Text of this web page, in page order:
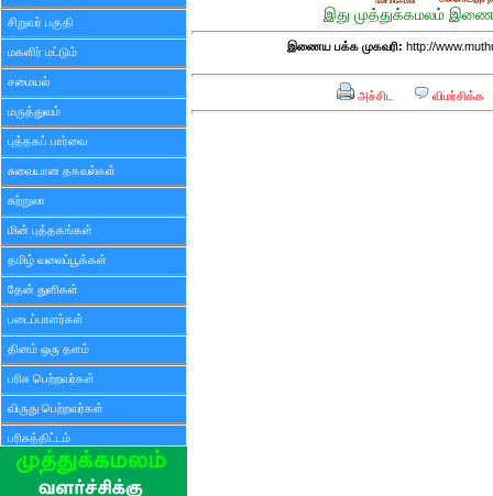
சிறுவர் பகுதி
மகளிர் மட்டும்
சமையல்
மருத்துவம்
புத்தகப் பார்வை
சுவையான தகவல்கள்
சுற்றுலா
மின் புத்தகங்கள்
தமிழ் வலைப்பூக்கள்
தேன் துளிகள்
படைப்பாளர்கள்
தினம் ஒரு தளம்
பரிசு பெற்றவர்கள்
விருது பெற்றவர்கள்
பரிசுத்திட்டம்
இது முத்துக்கமலம்
இணைய பக்க முகவரி: http://
அச்சிட விமர்சிக்க